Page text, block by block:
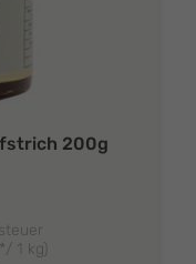
200g
*/ 1 kg)